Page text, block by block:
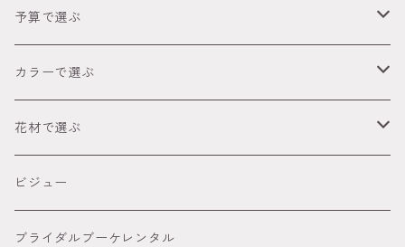
成人式
卒業式（袴）
ウェディング
オーダーメイド髪飾り
予算で選ぶ
～2,999円
3,000円～4,999円
5,000円～８８００円
８８００円～
カラーで選ぶ
● レッド
● ピンク
● グリーン
花材で選ぶ
胡蝶蘭髪飾り
カサブランカ 百合髪飾り
ビジュー
ブライダルブーケレンタル